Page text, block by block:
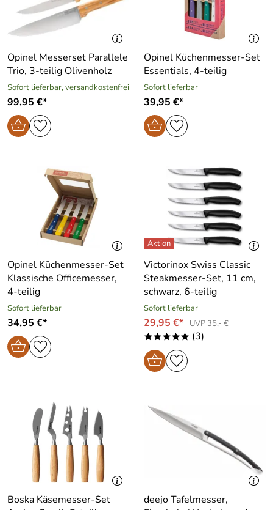
Opinel Messerset Parallele
Trio, 3-teilig Olivenholz
Sofort lieferbar, versandkostenfrei
99,95 €*
Opinel Küchenmesser-Set
Essentials, 4-teilig
Sofort lieferbar
39,95 €*
Opinel Küchenmesser-Set
Klassische Officemesser,
4-teilig
Sofort lieferbar
34,95 €*
Victorinox Swiss Classic
Steakmesser-Set, 11 cm,
schwarz, 6-teilig
Sofort lieferbar
29,95 €* UVP 35,- €
***** (3)
Boska Käsemesser-Set
deejo Tafelmesser,